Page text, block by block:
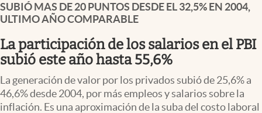
Colombia
Mercados Online
Columnistas
Otras secciones
Apertura
SUBIÓ MAS DE 20 PUNTOS DESDE EL 32,5% EN 2004,
ULTIMO AÑO COMPARABLE
La participación de los salarios en el PBI
subió este año hasta 55,6%
La generación de valor por los privados subió de 25,6% a
46,6% desde 2004, por más empleos y salarios sobre la
inflación. Es una aproximación de la suba del costo laboral